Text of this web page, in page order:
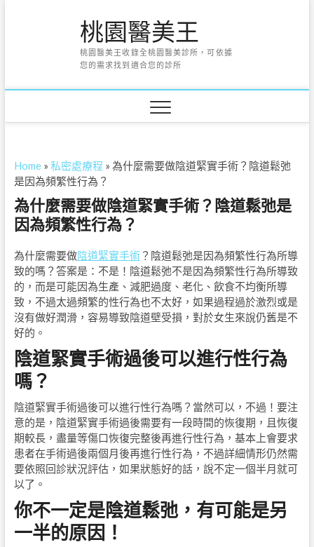
桃園醫美王
桃園醫美王收錄全桃園醫美診所，可依據
您的需求找到適合您的診所
Home» 私密處療程 » 為什麼需要做陰道緊實手術？陰道鬆弛
是因為頻繁性行為？
為什麼需要做陰道緊實手術？陰道鬆弛是
因為頻繁性行為？
為什麼需要做陰道緊實手術？陰道鬆弛是因為頻繁性行為所導
致的嗎？答案是：不是！陰道鬆弛不是因為頻繁性行為所導致
的，而是可能因為生產、減肥過度、老化、飲食不均衡所導
致，不過太過頻繁的性行為也不太好，如果過程過於激烈或是
沒有做好潤滑，容易導致陰道壁受損，對於女生來說仍舊是不
好的。
陰道緊實手術過後可以進行性行為
嗎？
陰道緊實手術過後可以進行性行為嗎？當然可以，不過！要注
意的是，陰道緊實手術過後需要有一段時間的恢復期，且恢復
期較長，盡量等傷口恢復完整後再進行性行為，基本上會要求
患者在手術過後兩個月後再進行性行為，不過詳細情形仍然需
要依照回診狀況評估，如果狀態好的話，說不定一個半月就可
以了。
你不一定是陰道鬆弛，有可能是另
一半的原因！